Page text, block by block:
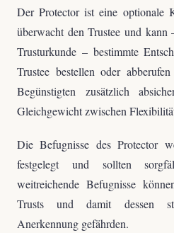
Der Protector ist eine optionale
überwacht den Trustee und
Trusturkunde – bestimmte
Trustee bestellen oder
Begünstigten zusätzlich
Gleichgewicht zwischen
Die Befugnisse des Protector
festgelegt und sollten
weitreichende Befugnisse
Trusts und damit dessen
Anerkennung gefährden.